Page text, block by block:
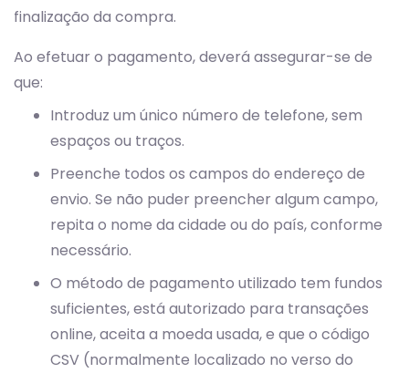
finalização da compra.
Ao efetuar o pagamento, deverá assegurar-se de
que:
Introduz um único número de telefone, sem
espaços ou traços.
Preenche todos os campos do endereço de
envio. Se não puder preencher algum campo,
repita o nome da cidade ou do país, conforme
necessário.
O método de pagamento utilizado tem fundos
suficientes, está autorizado para transações
online, aceita a moeda usada, e que o código
CSV (normalmente localizado no verso do